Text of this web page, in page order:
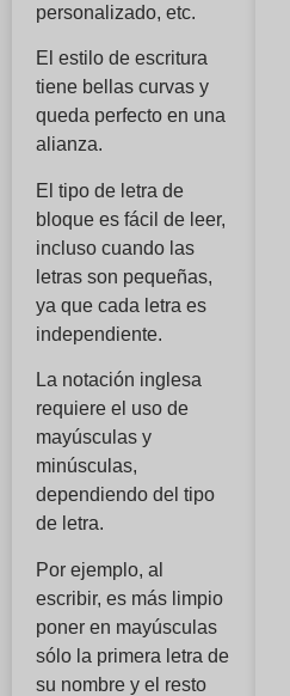
personalizado, etc.
El estilo de escritura
tiene bellas curvas y
queda perfecto en una
alianza.
El tipo de letra de
bloque es fácil de leer,
incluso cuando las
letras son pequeñas,
ya que cada letra es
independiente.
La notación inglesa
requiere el uso de
mayúsculas y
minúsculas,
dependiendo del tipo
de letra.
Por ejemplo, al
escribir, es más limpio
poner en mayúsculas
sólo la primera letra de
su nombre y el resto